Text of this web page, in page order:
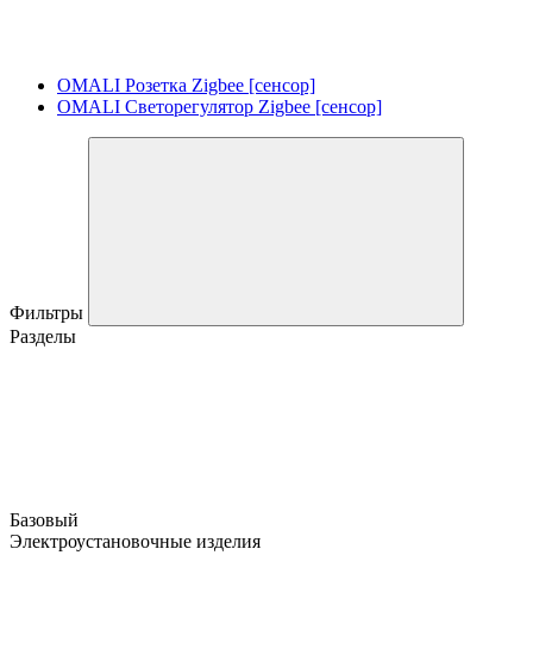
OMALI Розетка Zigbee [сенсор]
OMALI Светорегулятор Zigbee [сенсор]
Фильтры
Разделы
Базовый
Электроустановочные изделия